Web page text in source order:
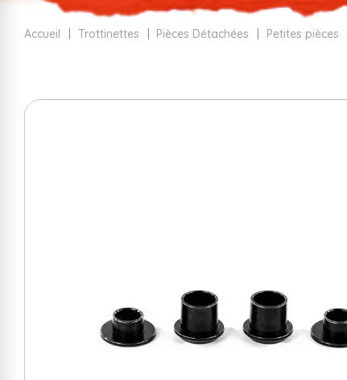
Accueil Trottinettes Pièces Détachées Petites pièces